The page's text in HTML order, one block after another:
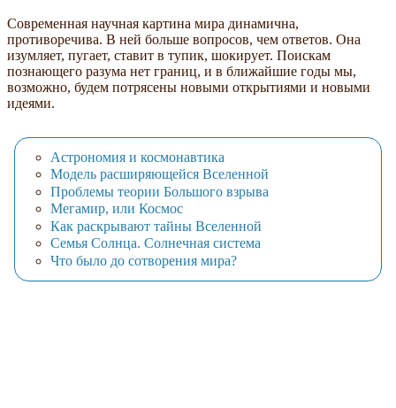
Современная научная картина мира динамична,
противоречива. В ней больше вопросов, чем ответов. Она
изумляет, пугает, ставит в тупик, шокирует. Поискам
познающего разума нет границ, и в ближайшие годы мы,
возможно, будем потрясены новыми открытиями и новыми
идеями.
Астрономия и космонавтика
Модель расширяющейся Вселенной
Проблемы теории Большого взрыва
Мегамир, или Космос
Как раскрывают тайны Вселенной
Семья Солнца. Солнечная система
Что было до сотворения мира?